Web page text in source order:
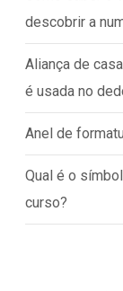
descobrir a
Aliança de
é usada no
Anel de
Qual é o
curso?